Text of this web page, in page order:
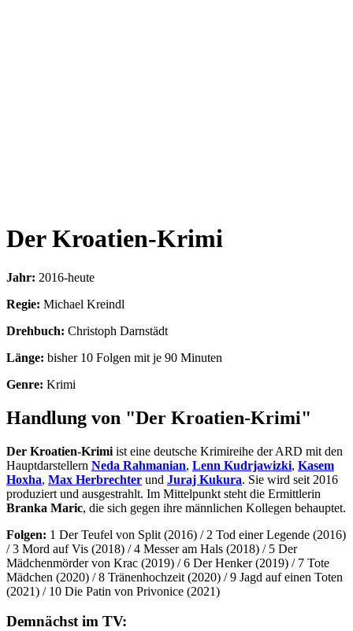
Der Kroatien-Krimi
Jahr: 2016-heute
Regie: Michael Kreindl
Drehbuch: Christoph Darnstädt
Länge: bisher 10 Folgen mit je 90 Minuten
Genre: Krimi
Handlung von "Der Kroatien-Krimi"
Der Kroatien-Krimi ist eine deutsche Krimireihe der ARD mit den
Hauptdarstellern Neda Rahmanian, Lenn Kudrjawizki, Kasem
Hoxha, Max Herbrechter und Juraj Kukura. Sie wird seit 2016
produziert und ausgestrahlt. Im Mittelpunkt steht die Ermittlerin
Branka Maric, die sich gegen ihre männlichen Kollegen behauptet.
Folgen: 1 Der Teufel von Split (2016) / 2 Tod einer Legende (2016)
/ 3 Mord auf Vis (2018) / 4 Messer am Hals (2018) / 5 Der
Mädchenmörder von Krac (2019) / 6 Der Henker (2019) / 7 Tote
Mädchen (2020) / 8 Tränenhochzeit (2020) / 9 Jagd auf einen Toten
(2021) / 10 Die Patin von Privonice (2021)
Demnächst im TV: